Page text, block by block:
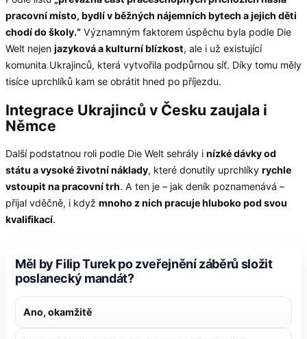
pracovní místo, bydlí v běžných nájemních bytech a jejich děti
chodí do školy.“ Významným faktorem úspěchu byla podle Die
Welt nejen jazyková a kulturní blízkost, ale i už existující
komunita Ukrajinců, která vytvořila podpůrnou síť. Díky tomu měly
tisíce uprchlíků kam se obrátit hned po příjezdu.
Integrace Ukrajinců v Česku zaujala i
Němce
Další podstatnou roli podle Die Welt sehrály i nízké dávky od
státu a vysoké životní náklady, které donutily uprchlíky rychle
vstoupit na pracovní trh. A ten je – jak deník poznamenává –
přijal vděčně, i když mnoho z nich pracuje hluboko pod svou
kvalifikací.
Měl by Filip Turek po zveřejnění záběrů složit
poslanecký mandát?
Ano, okamžitě